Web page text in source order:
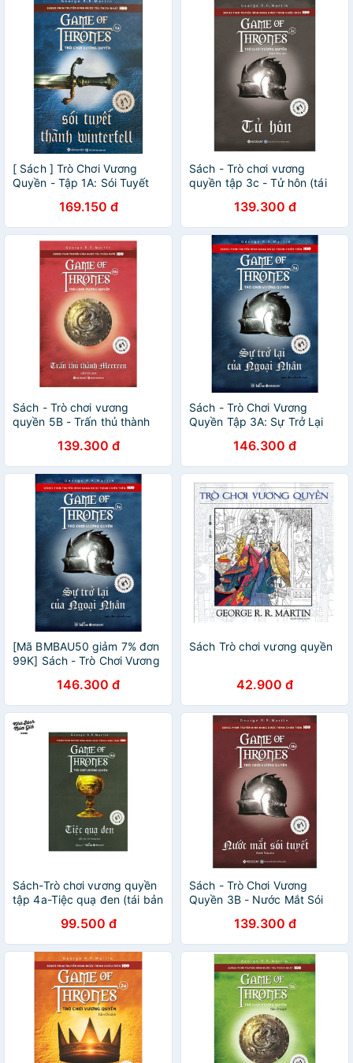
[ Sách ] Trò Chơi Vương
Quyền - Tập 1A: Sói Tuyết
169.150 đ
Sách - Trò chơi vương
quyền tập 3c - Tử hôn (tái
139.300 đ
Sách - Trò chơi vương
quyền 5B - Trấn thủ thành
139.300 đ
Sách - Trò Chơi Vương
Quyền Tập 3A: Sự Trở Lại
146.300 đ
[Mã BMBAU50 giảm 7% đơn
99K] Sách - Trò Chơi Vương
Của Ngoại Nhân
146.300 đ
Sách Trò chơi vương quyền
42.900 đ
Sách-Trò chơi vương quyền
tập 4a-Tiệc quạ đen (tái bản
99.500 đ
Sách - Trò Chơi Vương
Quyền 3B - Nước Mắt Sói
139.300 đ